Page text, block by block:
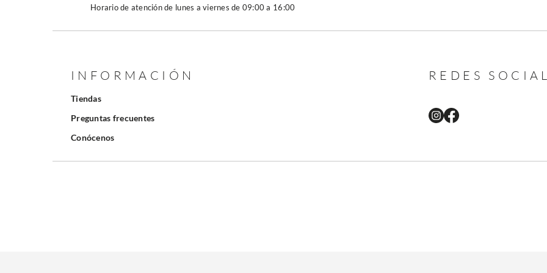
Horario de atención de lunes a viernes de 09:00 a 16:00
INFORMACIÓN
Tiendas
Preguntas frecuentes
Conócenos
REDES